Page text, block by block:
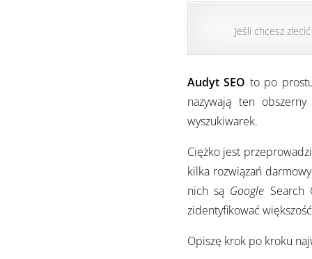
Jeśli chcesz
Audyt SEO to po
nazywają ten
wyszukiwarek.
Ciężko jest
kilka rozwiązań
nich są Google Search
zidentyfikować
Opiszę krok po kroku